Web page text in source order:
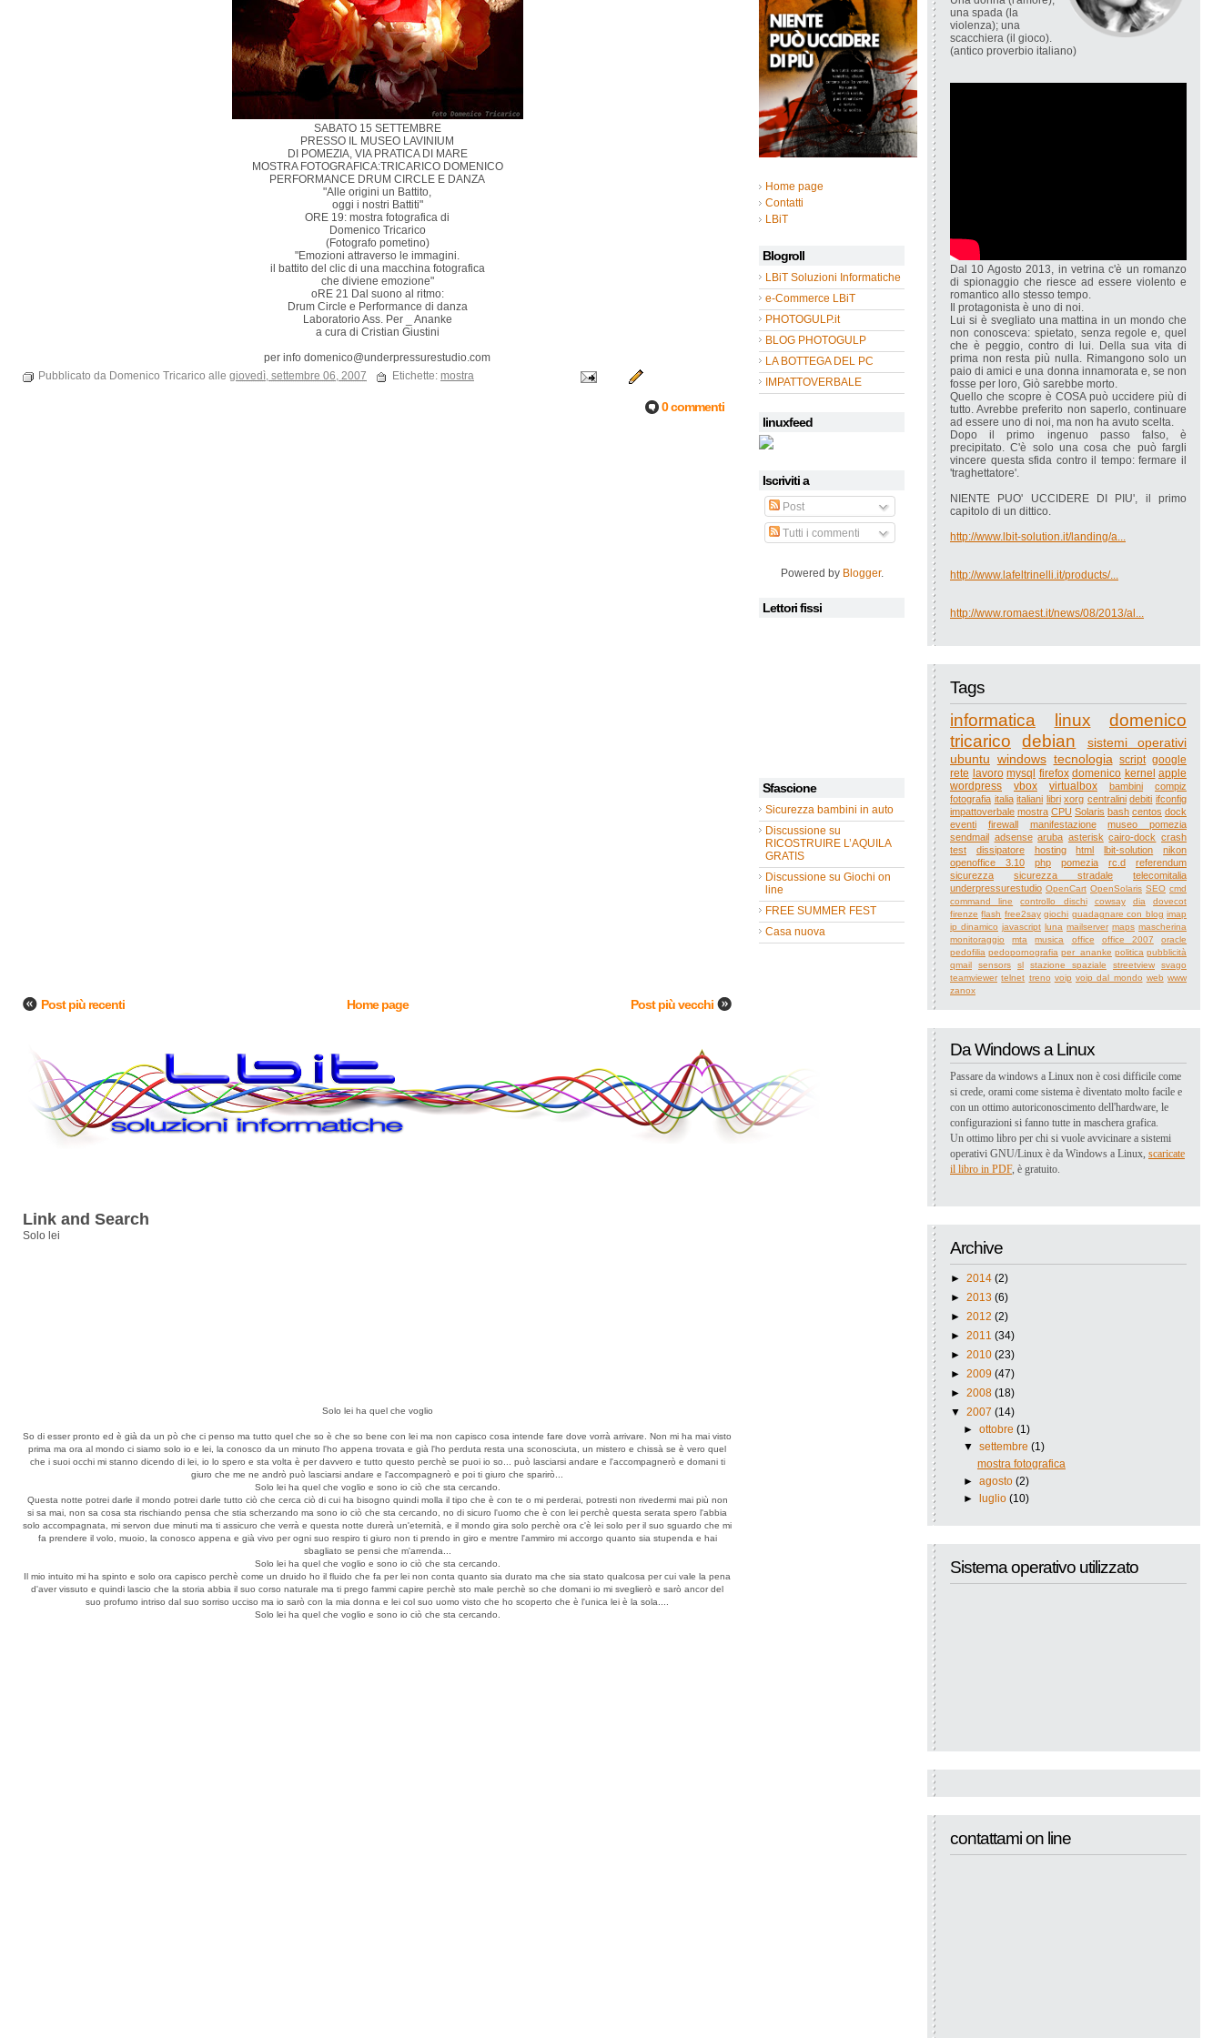
Home page
Contatti
LBiT
Blogroll
LBiT Soluzioni Informatiche
e-Commerce LBiT
PHOTOGULP.it
BLOG PHOTOGULP
LA BOTTEGA DEL PC
IMPATTOVERBALE
linuxfeed
Iscriviti a
Post
Tutti i commenti
Powered by Blogger.
Lettori fissi
Sfascione
Sicurezza bambini in auto
Discussione su
RICOSTRUIRE L’AQUILA
GRATIS
Discussione su Giochi on
line
FREE SUMMER FEST
Casa nuova
una spada (la
violenza); una
scacchiera (il gioco).
(antico proverbio italiano)
Dal 10 Agosto 2013, in vetrina c'è un romanzo
di spionaggio che riesce ad essere violento e
romantico allo stesso tempo.
Il protagonista è uno di noi.
Lui si è svegliato una mattina in un mondo che
non conosceva: spietato, senza regole e, quel
che è peggio, contro di lui. Della sua vita di
prima non resta più nulla. Rimangono solo un
paio di amici e una donna innamorata e, se non
fosse per loro, Giò sarebbe morto.
Quello che scopre è COSA può uccidere più di
tutto. Avrebbe preferito non saperlo, continuare
ad essere uno di noi, ma non ha avuto scelta.
Dopo il primo ingenuo passo falso, è
precipitato. C'è solo una cosa che può fargli
vincere questa sfida contro il tempo: fermare il
'traghettatore'.
NIENTE PUO' UCCIDERE DI PIU', il primo
capitolo di un dittico.
http://www.lbit-solution.it/landing/a...
http://www.lafeltrinelli.it/products/...
http://www.romaest.it/news/08/2013/al...
Tags
informatica
linux
domenico
tricarico
debian
sistemi operativi
ubuntu windows tecnologia script google
rete lavoro mysql firefox domenico kernel apple
wordpress
vbox virtualbox bambini
compiz
fotografia italia italiani libri xorg centralini debiti ifconfig
impattoverbale mostra CPU Solaris bash centos dock
eventi
firewall manifestazione
museo pomezia
sendmail adsense aruba asterisk cairo-dock crash
test
dissipatore hosting html lbit-solution
nikon
openoffice 3.10
php pomezia rc.d
referendum
sicurezza
sicurezza stradale
telecomitalia
underpressurestudio OpenCart OpenSolaris SEO cmd
command line
controllo dischi cowsay dia
dovecot
firenze flash free2say giochi guadagnare con blog imap
ip dinamico javascript luna mailserver maps mascherina
monitoraggio
mta musica office office 2007
oracle
pedofilia pedopornografia per_ananke politica pubblicità
qmail
sensors sl stazione spaziale streetview
svago
teamviewer telnet treno voip voip dal mondo web www
zanox
Da Windows a Linux
Passare da windows a Linux non è cosi difficile come
si crede, orami come sistema è diventato molto facile e
con un ottimo autoriconoscimento dell'hardware, le
configurazioni si fanno tutte in maschera grafica.
Un ottimo libro per chi si vuole avvicinare a sistemi
operativi GNU/Linux è da Windows a Linux, scaricate
il libro in PDF, è gratuito.
Archive
► 2014 (2)
► 2013 (6)
► 2012 (2)
► 2011 (34)
► 2010 (23)
► 2009 (47)
► 2008 (18)
▼ 2007 (14)
►ottobre (1)
▼ settembre (1)
mostra fotografica
►agosto (2)
►
luglio (10)
Sistema operativo utilizzato
contattami on line
SABATO 15 SETTEMBRE
PRESSO IL MUSEO LAVINIUM
DI POMEZIA, VIA PRATICA DI MARE
MOSTRA FOTOGRAFICA:TRICARICO DOMENICO
PERFORMANCE DRUM CIRCLE E DANZA
"Alle origini un Battito,
oggi i nostri Battiti"
ORE 19: mostra fotografica di
Domenico Tricarico
(Fotografo pometino)
"Emozioni attraverso le immagini.
il battito del clic di una macchina fotografica
che diviene emozione"
oRE 21 Dal suono al ritmo:
Drum Circle e Performance di danza
Laboratorio Ass. Per _ Ananke
a cura di Cristian Giustini
per info domenico@underpressurestudio.com
Pubblicato da Domenico Tricarico alle giovedì, settembre 06, 2007 Etichette: mostra
0 commenti
Post più recenti Post più vecchi
Home page
Link and Search
Solo lei
Solo lei ha quel che voglio
So di esser pronto ed è già da un pò che ci penso ma tutto quel che so è che so bene con lei ma non capisco cosa intende fare dove vorrà arrivare. Non mi ha mai visto
prima ma ora al mondo ci siamo solo io e lei, la conosco da un minuto l'ho appena trovata e già l'ho perduta resta una sconosciuta, un mistero e chissà se è vero quel
che i suoi occhi mi stanno dicendo di lei, io lo spero e sta volta è per davvero e tutto questo perchè se puoi io so... può lasciarsi andare e l'accompagnerò e domani ti
giuro che me ne andrò può lasciarsi andare e l'accompagnerò e poi ti giuro che sparirò...
Solo lei ha quel che voglio e sono io ciò che sta cercando.
Questa notte potrei darle il mondo potrei darle tutto ciò che cerca ciò di cui ha bisogno quindi molla il tipo che è con te o mi perderai, potresti non rivedermi mai più non
si sa mai, non sa cosa sta rischiando pensa che stia scherzando ma sono io ciò che sta cercando, no di sicuro l'uomo che è con lei perchè questa serata spero l'abbia
solo accompagnata, mi servon due minuti ma ti assicuro che verrà e questa notte durerà un'eternità, e il mondo gira solo perchè ora c'è lei solo per il suo sguardo che mi
fa prendere il volo, muoio, la conosco appena e già vivo per ogni suo respiro ti giuro non ti prendo in giro e mentre l'ammiro mi accorgo quanto sia stupenda e hai
sbagliato se pensi che m'arrenda...
Solo lei ha quel che voglio e sono io ciò che sta cercando.
Il mio intuito mi ha spinto e solo ora capisco perchè come un druido ho il fluido che fa per lei non conta quanto sia durato ma che sia stato qualcosa per cui vale la pena
d'aver vissuto e quindi lascio che la storia abbia il suo corso naturale ma ti prego fammi capire perchè sto male perchè so che domani io mi sveglierò e sarò ancor del
suo profumo intriso dal suo sorriso ucciso ma io sarò con la mia donna e lei col suo uomo visto che ho scoperto che è l'unica lei è la sola....
Solo lei ha quel che voglio e sono io ciò che sta cercando.